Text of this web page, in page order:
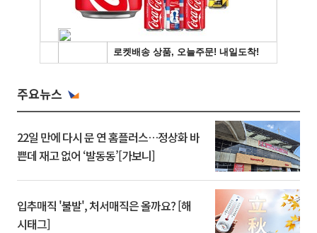
주요뉴스
22일 만에 다시 문 연 홈플러스…정상화 바
쁜데 재고 없어 ‘발동동’[가보니]
입추매직 '불발', 처서매직은 올까요? [해
시태그]